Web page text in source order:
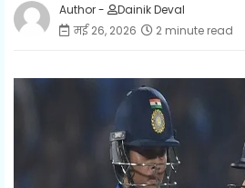
Author -
Dainik Deval
मई 26, 2026
2 minute read